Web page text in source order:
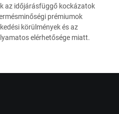
az időjárásfüggő kockázatok
prémiumok
körülmények és az
elérhetősége miatt.